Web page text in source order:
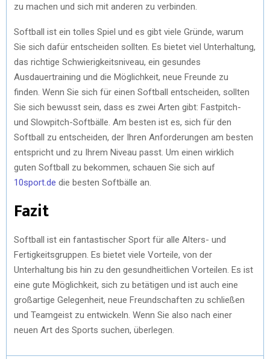
zu machen und sich mit anderen zu verbinden.
Softball ist ein tolles Spiel und es gibt viele Gründe, warum
Sie sich dafür entscheiden sollten. Es bietet viel Unterhaltung,
das richtige Schwierigkeitsniveau, ein gesundes
Ausdauertraining und die Möglichkeit, neue Freunde zu
finden. Wenn Sie sich für einen Softball entscheiden, sollten
Sie sich bewusst sein, dass es zwei Arten gibt: Fastpitch-
und Slowpitch-Softbälle. Am besten ist es, sich für den
Softball zu entscheiden, der Ihren Anforderungen am besten
entspricht und zu Ihrem Niveau passt. Um einen wirklich
guten Softball zu bekommen, schauen Sie sich auf
10sport.de die besten Softbälle an.
Fazit
Softball ist ein fantastischer Sport für alle Alters- und
Fertigkeitsgruppen. Es bietet viele Vorteile, von der
Unterhaltung bis hin zu den gesundheitlichen Vorteilen. Es ist
eine gute Möglichkeit, sich zu betätigen und ist auch eine
großartige Gelegenheit, neue Freundschaften zu schließen
und Teamgeist zu entwickeln. Wenn Sie also nach einer
neuen Art des Sports suchen, überlegen.